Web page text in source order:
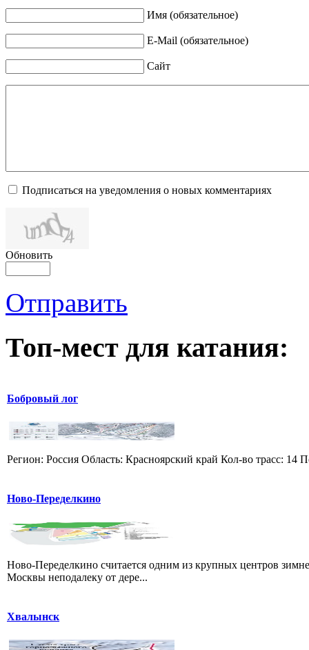
Имя (обязательное)
E-Mail (обязательное)
Сайт
Подписаться на уведомления о новых комментариях
Обновить
Отправить
Топ-мест для катания:
Бобровый лог
Регион: Россия Область: Красноярский край Кол-во трасс:
Ново-Переделкино
Ново-Переделкино считается одним из крупных центров
Москвы неподалеку от дере...
Хвалынск